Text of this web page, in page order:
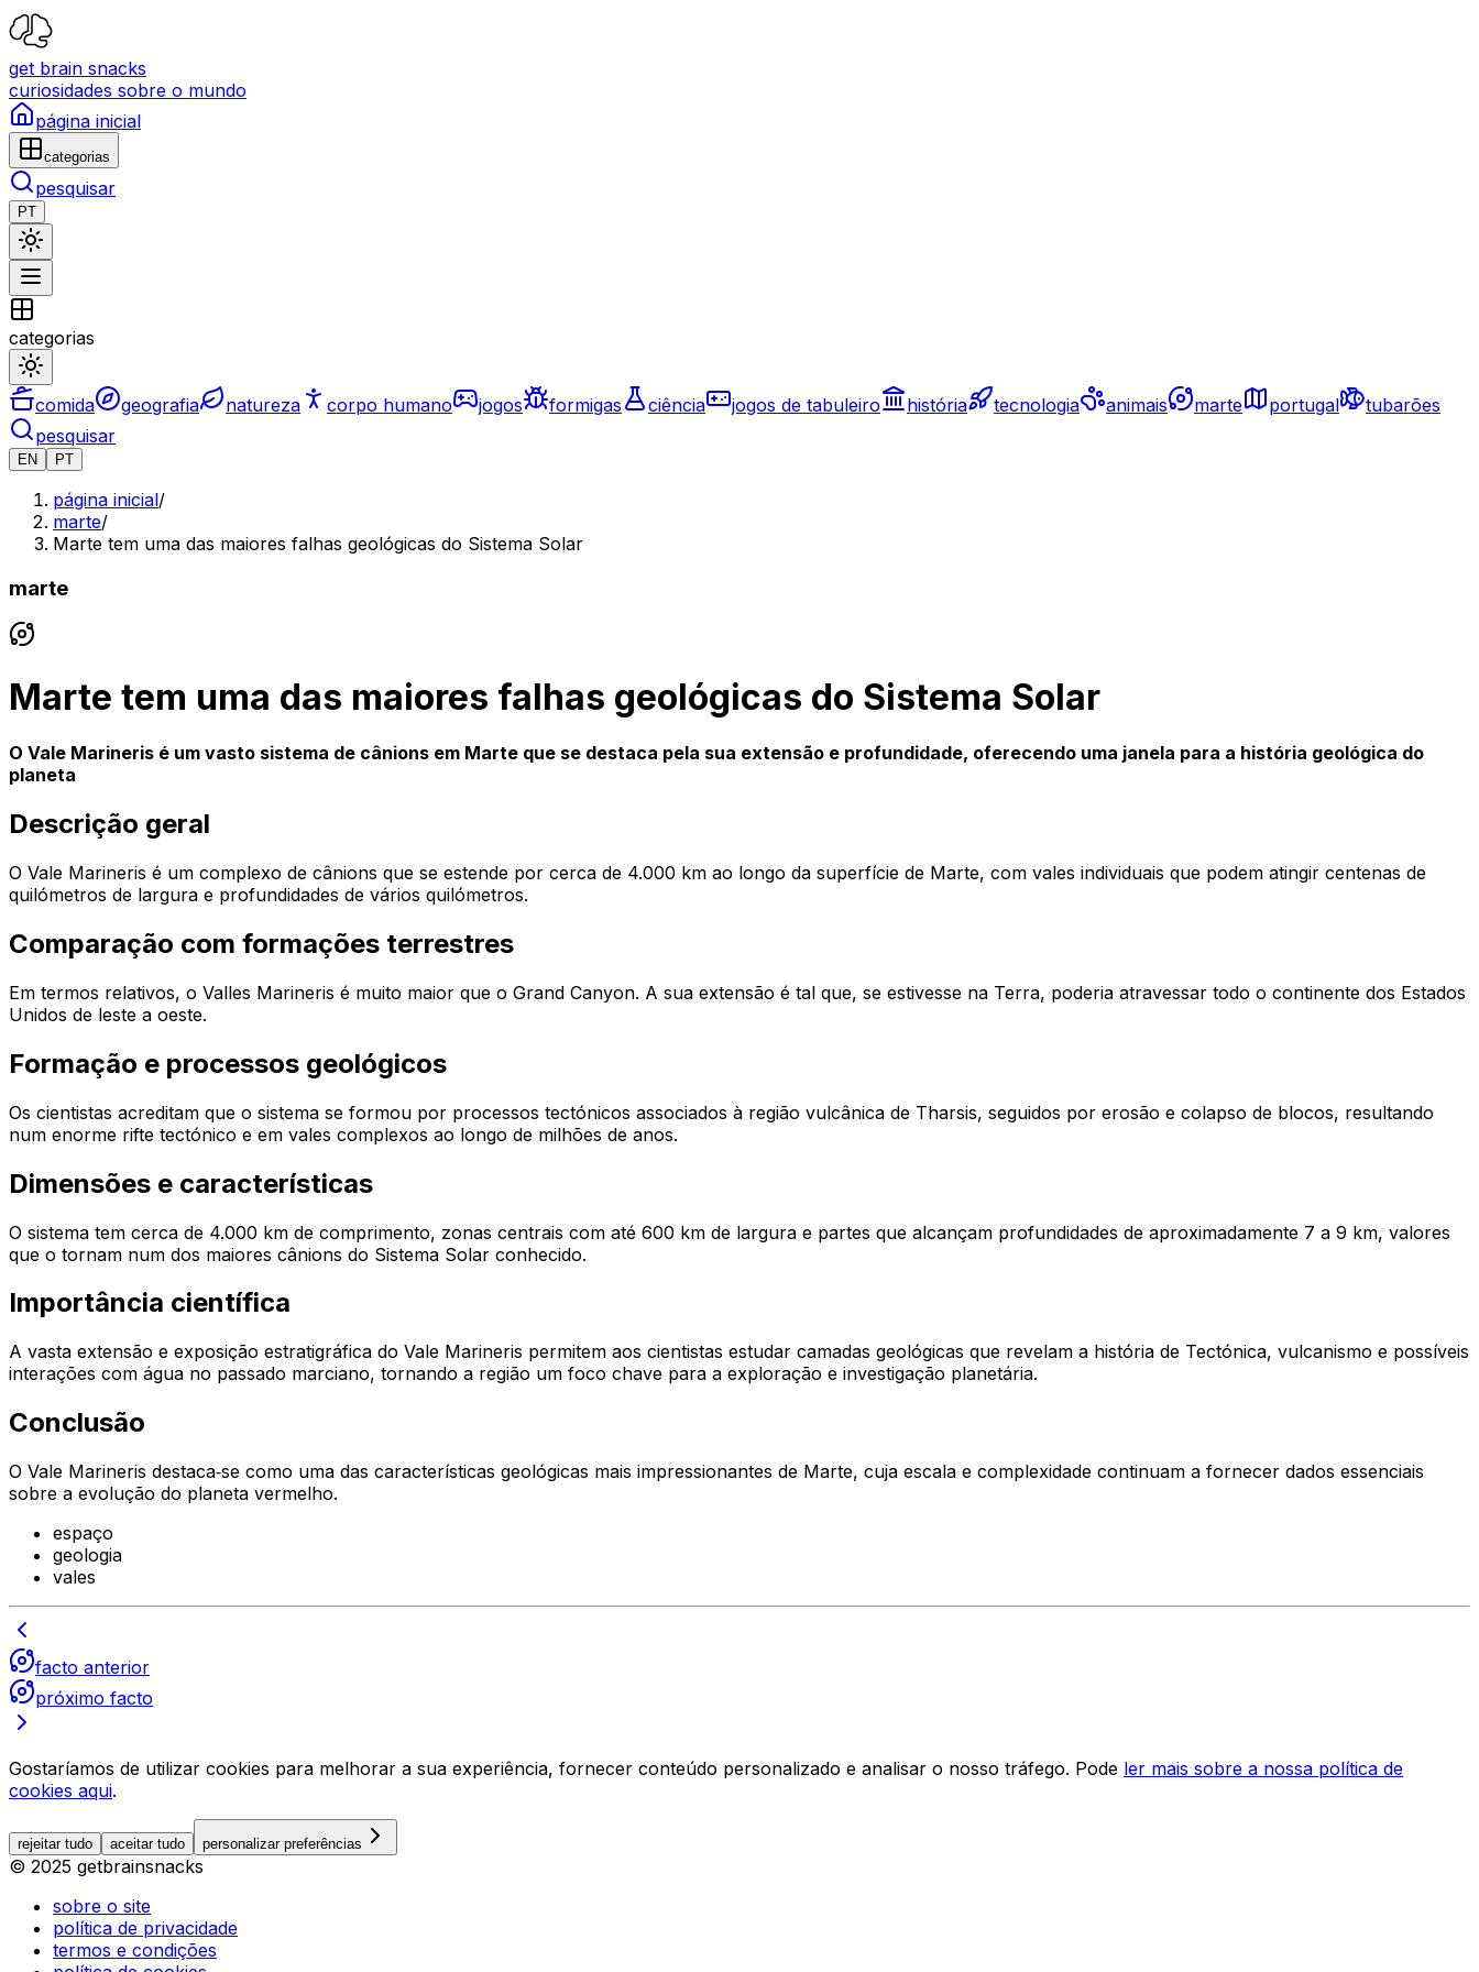
get brain snacks
curiosidades sobre o mundo
página inicial
categorias
pesquisar
PT
categorias
comida geografia natureza corpo humano jogos formigas ciência jogos de tabuleiro história tecnologia animais marte portugal
tubarões
pesquisar
EN PT
página inicial/
marte/
Marte tem uma das maiores falhas geológicas do Sistema Solar
marte
Marte tem uma das maiores falhas geológicas do Sistema Solar
O Vale Marineris é um vasto sistema de cânions em Marte que se destaca pela sua extensão e profundidade, oferecendo uma janela para a história geológica do
planeta
Descrição geral
O Vale Marineris é um complexo de cânions que se estende por cerca de 4.000 km ao longo da superfície de Marte, com vales individuais que podem atingir centenas de
quilómetros de largura e profundidades de vários quilómetros.
Comparação com formações terrestres
Em termos relativos, o Valles Marineris é muito maior que o Grand Canyon. A sua extensão é tal que, se estivesse na Terra, poderia atravessar todo o continente dos Estados
Unidos de leste a oeste.
Formação e processos geológicos
Os cientistas acreditam que o sistema se formou por processos tectónicos associados à região vulcânica de Tharsis, seguidos por erosão e colapso de blocos, resultando
num enorme rifte tectónico e em vales complexos ao longo de milhões de anos.
Dimensões e características
O sistema tem cerca de 4.000 km de comprimento, zonas centrais com até 600 km de largura e partes que alcançam profundidades de aproximadamente 7 a 9 km, valores
que o tornam num dos maiores cânions do Sistema Solar conhecido.
Importância científica
A vasta extensão e exposição estratigráfica do Vale Marineris permitem aos cientistas estudar camadas geológicas que revelam a história de Tectónica, vulcanismo e possíveis
interações com água no passado marciano, tornando a região um foco chave para a exploração e investigação planetária.
Conclusão
O Vale Marineris destaca‑se como uma das características geológicas mais impressionantes de Marte, cuja escala e complexidade continuam a fornecer dados essenciais
sobre a evolução do planeta vermelho.
espaço
geologia
vales
facto anterior
próximo facto
Gostaríamos de utilizar cookies para melhorar a sua experiência, fornecer conteúdo personalizado e analisar o nosso tráfego. Pode ler mais sobre a nossa política de
cookies aqui.
rejeitar tudo aceitar tudo personalizar preferências
© 2025 getbrainsnacks
sobre o site
política de privacidade
termos e condições